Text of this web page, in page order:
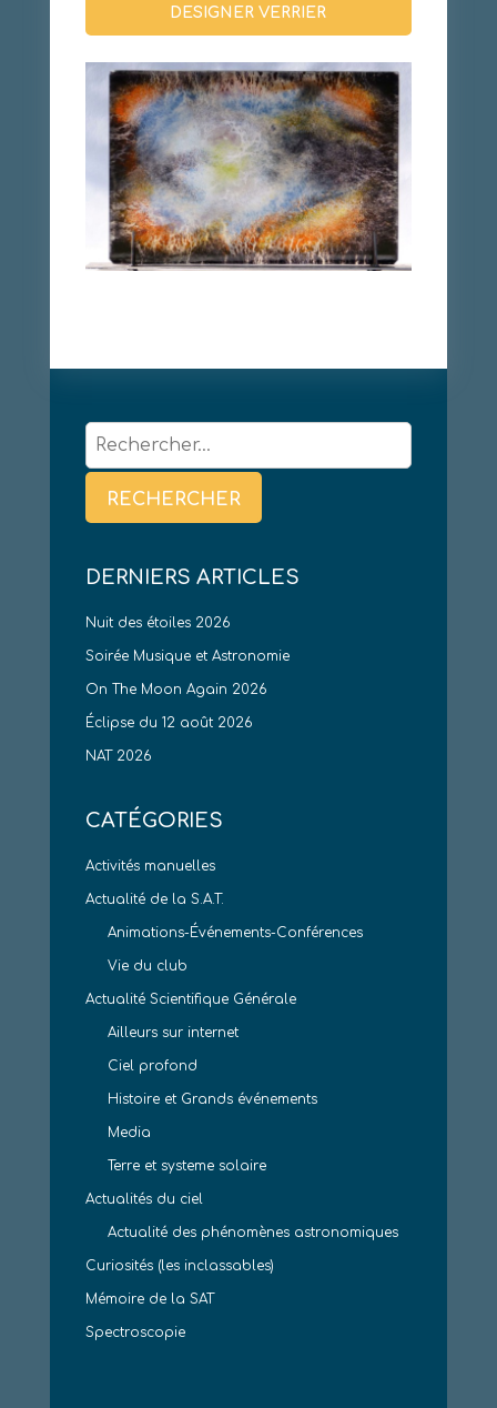
DESIGNER VERRIER
Rechercher :
DERNIERS ARTICLES
Nuit des étoiles 2026
Soirée Musique et Astronomie
On The Moon Again 2026
Éclipse du 12 août 2026
NAT 2026
CATÉGORIES
Activités manuelles
Actualité de la S.A.T.
Animations-Événements-Conférences
Vie du club
Actualité Scientifique Générale
Ailleurs sur internet
Ciel profond
Histoire et Grands événements
Media
Terre et systeme solaire
Actualités du ciel
Actualité des phénomènes astronomiques
Curiosités (les inclassables)
Mémoire de la SAT
Spectroscopie